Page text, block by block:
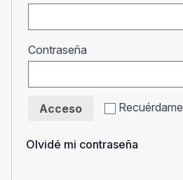
Contraseña
Recuérdame
Acceso
Olvidé mi contraseña